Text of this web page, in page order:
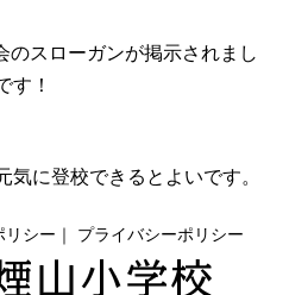
のスローガンが掲示されまし
す！
に登校できるとよいです。
リシー ｜ プライバシーポリシー